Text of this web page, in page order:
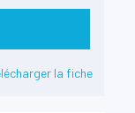
la fiche